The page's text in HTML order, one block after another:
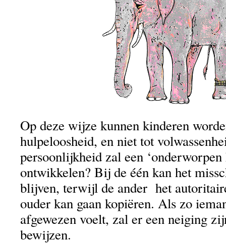
Op deze wijze kunnen kinderen
hulpeloosheid, en niet tot
persoonlijkheid zal een
ontwikkelen? Bij de één kan het
blijven, terwijl de ander het
ouder kan gaan kopiëren. Als zo
afgewezen voelt, zal er een neiging
bewijzen.